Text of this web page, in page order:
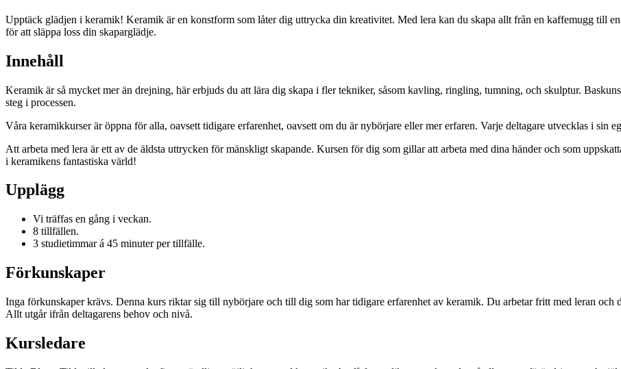
Upptäck glädjen i keramik! Keramik är en konstform som låter dig uttrycka din kreativitet. Med lera kan du skapa allt från en kaffemugg till
för att släppa loss din skaparglädje.
Innehåll
Keramik är så mycket mer än drejning, här erbjuds du att lära dig skapa i fler tekniker, såsom kavling, ringling, tumning, och skulptur.
steg i processen.
Våra keramikkurser är öppna för alla, oavsett tidigare erfarenhet, oavsett om du är nybörjare eller mer erfaren. Varje deltagare utvecklas i sin
Att arbeta med lera är ett av de äldsta uttrycken för mänskligt skapande. Kursen för dig som gillar att arbeta med dina händer och som
i keramikens fantastiska värld!
Upplägg
Vi träffas en gång i veckan.
8 tillfällen.
3 studietimmar á 45 minuter per tillfälle.
Förkunskaper
Inga förkunskaper krävs. Denna kurs riktar sig till nybörjare och till dig som har tidigare erfarenhet av keramik. Du arbetar fritt med leran och
Allt utgår ifrån deltagarens behov och nivå.
Kursledare